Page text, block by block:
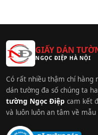
GIẤY DÁN
NGỌC ĐIỆP HÀ NỘI
Có rất nhiều thậm chí hàng
dán tường đa số chúng ta
tường Ngọc Điệp cam kết
và luôn luôn an tâm về